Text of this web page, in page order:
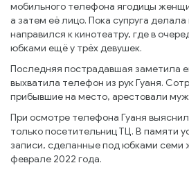
мобильного телефона ягодицы
а затем её лицо. Пока супруга
направился к кинотеатру, где в
юбками ещё у трёх девушек.
Последняя пострадавшая заметила
выхватила телефон из рук Гуаня.
прибывшие на место, арестовали
При осмотре телефона Гуаня
только посетительниц ТЦ. В памяти
записи, сделанные под юбками семи
феврале 2022 года.